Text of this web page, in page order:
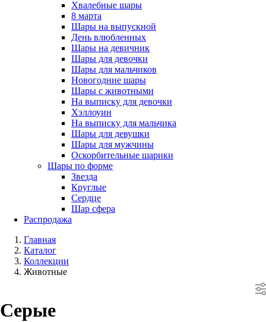
Хвалебные шары
8 марта
Шары на выпускной
День влюбленных
Шары на девичник
Шары для девочки
Шары для мальчиков
Новогодние шары
Шары с животными
На выписку для девочки
Хэллоуин
На выписку для мальчика
Шары для девушки
Шары для мужчины
Оскорбительные шарики
Шары по форме
Звезда
Круглые
Сердце
Шар сфера
Распродажа
Главная
Каталог
Коллекции
Животные
Серые